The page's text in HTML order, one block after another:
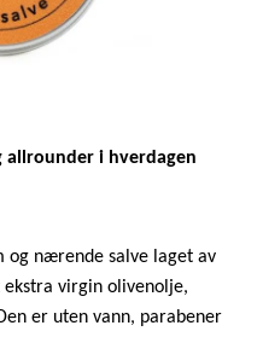
allrounder i hverdagen
og nærende salve laget av
ekstra virgin olivenolje,
er uten vann, parabener